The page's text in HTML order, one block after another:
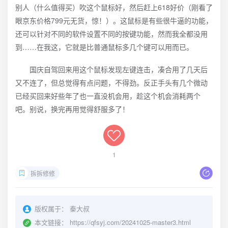
别人（什么值得买）吹这个鼠标好，然后赶上618好价（刚看了
眼京东价格799元无货，惊！）。这鼠标是有些很牛逼的功能，
还可以针对不同的软件设置不同的按键功能，然而我全都没用
到……在我这，它就是比普通鼠标多几个键可以用而已。
国庆自驾回来用这个鼠标发现左键连击，凑合用了几天后
又不连了，但总觉得有点问题，不得劲。反正手头有几个微动
已经买回来好些年了也一直没机会用，趁这个机会消耗两个
吧。别说，换完再用觉得舒服多了！
1
拆拆修修
版权属于：
秦大叔
本文链接：
https://qfsyj.com/20241025-master3.html